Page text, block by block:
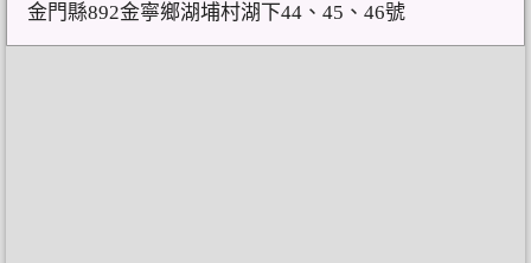
金門縣892金寧鄉湖埔村湖下44、45、46號